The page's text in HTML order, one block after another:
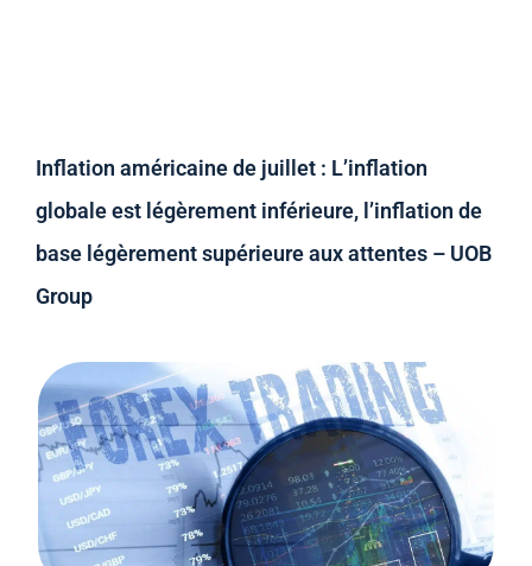
Inflation américaine de juillet : L’inflation
globale est légèrement inférieure, l’inflation de
base légèrement supérieure aux attentes – UOB
Group